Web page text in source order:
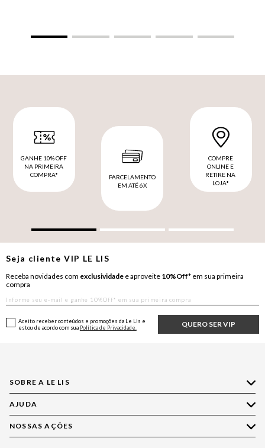
GANHE 10% OFF
NA PRIMEIRA
COMPRA*
PARCELAMENTO
EM ATÉ 6X
COMPRE
ONLINE E
RETIRE NA
LOJA*
Seja clienteVIP LE LIS
Receba novidades com exclusividade e aproveite 10%Off* em sua primeira
compra
QUERO SER VIP
Aceito receber conteúdos e promoções da Le Lis e
estou de acordo com sua Política de Privacidade.
SOBRE A LE LIS
Quem Somos
Nossas Lojas
AJUDA
Compre pelo WhatsApp
NOSSAS AÇÕES